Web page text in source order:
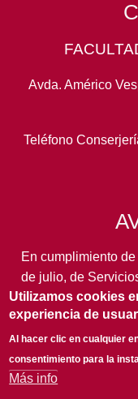
Avda. Américo
Teléfono
En cumplimiento
de julio, de
de Comercio
legal aplicación,
usuarios de este
siguientes datos
Utilizamos cookies
experiencia de
Al hacer clic en cualquier
consentimiento para la
Más info